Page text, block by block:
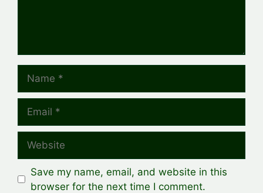
Save my name, email, and website in this
browser for the next time I comment.